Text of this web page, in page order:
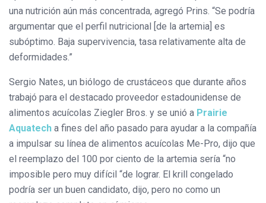
una nutrición aún más concentrada, agregó Prins. “Se podría
argumentar que el perfil nutricional [de la artemia] es
subóptimo. Baja supervivencia, tasa relativamente alta de
deformidades.”
Sergio Nates, un biólogo de crustáceos que durante años
trabajó para el destacado proveedor estadounidense de
alimentos acuícolas Ziegler Bros. y se unió a Prairie
Aquatech a fines del año pasado para ayudar a la compañía
a impulsar su línea de alimentos acuícolas Me-Pro, dijo que
el reemplazo del 100 por ciento de la artemia sería “no
imposible pero muy difícil “de lograr. El krill congelado
podría ser un buen candidato, dijo, pero no como un